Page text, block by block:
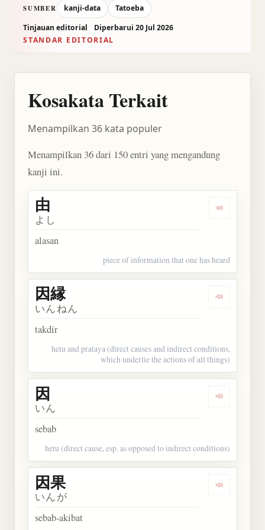
SUMBER kanji-data
Tatoeba
Tinjauan editorial
Diperbarui 20 Jul 2026
STANDAR EDITORIAL
Kosakata Terkait
Menampilkan 36 kata populer
Menampilkan 36 dari 150 entri yang mengandung
kanji ini.
Dengarkan
由
よし
alasan
piece of information that one has heard
Dengarkan
因縁
いんねん
takdir
hetu and prataya (direct causes and indirect conditions,
which underlie the actions of all things)
Dengarkan
因
いん
sebab
hetu (direct cause, esp. as opposed to indirect conditions)
Dengarkan
因果
いんが
sebab-akibat